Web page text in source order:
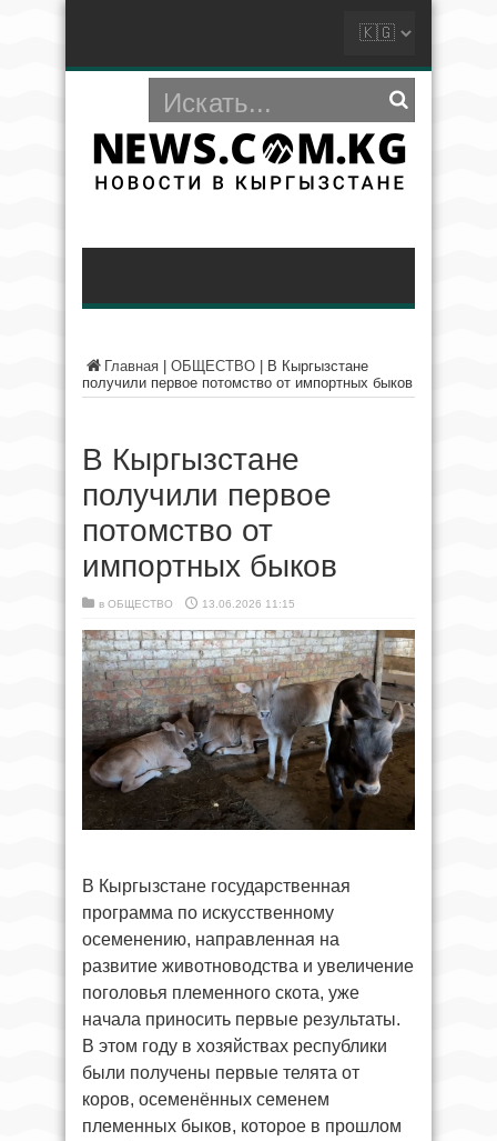
Главная ОБЩЕСТВО
В Кыргызстане
получили первое потомство от импортных быков
В Кыргызстане
получили первое
потомство от
импортных быков
в ОБЩЕСТВО 13.06.2026 11:15
В Кыргызстане государственная
программа по искусственному
осеменению, направленная на
развитие животноводства и увеличение
поголовья племенного скота, уже
начала приносить первые результаты.
В этом году в хозяйствах республики
были получены первые телята от
коров, осеменённых семенем
племенных быков, которое в прошлом